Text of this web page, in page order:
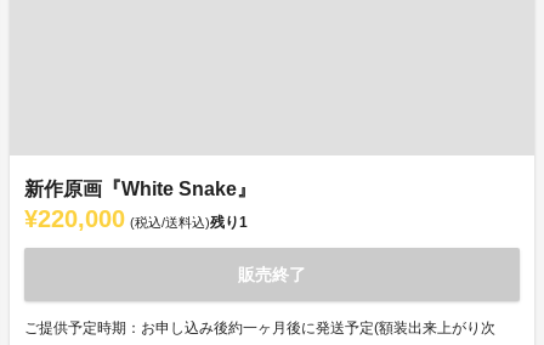
新作原画『White Snake』
¥220,000 (税込/送料込)残り1
販売終了
ご提供予定時期：お申し込み後約一ヶ月後に発送予定(額装出来上がり次